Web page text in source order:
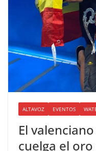
ALTAVOZ EVENTOS
El
cuelga el